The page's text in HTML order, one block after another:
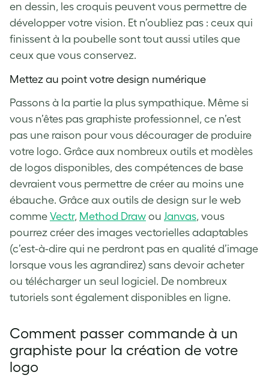
en dessin, les croquis peuvent vous permettre de
développer votre vision. Et n’oubliez pas : ceux qui
finissent à la poubelle sont tout aussi utiles que
ceux que vous conservez.
Mettez au point votre design numérique
Passons à la partie la plus sympathique. Même si
vous n’êtes pas graphiste professionnel, ce n’est
pas une raison pour vous décourager de produire
votre logo. Grâce aux nombreux outils et modèles
de logos disponibles, des compétences de base
devraient vous permettre de créer au moins une
ébauche. Grâce aux outils de design sur le web
comme Vectr, Method Draw ou Janvas, vous
pourrez créer des images vectorielles adaptables
(c’est-à-dire qui ne perdront pas en qualité d’image
lorsque vous les agrandirez) sans devoir acheter
ou télécharger un seul logiciel. De nombreux
tutoriels sont également disponibles en ligne.
Comment passer commande à un
graphiste pour la création de votre
logo